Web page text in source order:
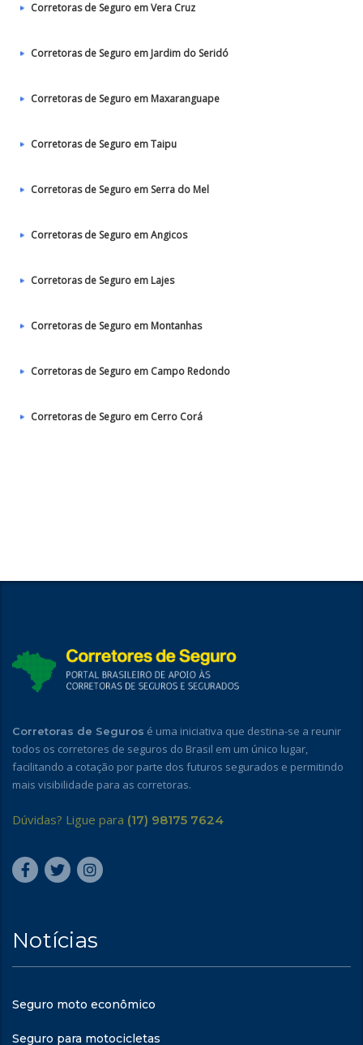
Corretoras de Seguro em Vera Cruz
Corretoras de Seguro em Jardim do Seridó
Corretoras de Seguro em Maxaranguape
Corretoras de Seguro em Taipu
Corretoras de Seguro em Serra do Mel
Corretoras de Seguro em Angicos
Corretoras de Seguro em Lajes
Corretoras de Seguro em Montanhas
Corretoras de Seguro em Campo Redondo
Corretoras de Seguro em Cerro Corá
Corretoras de Seguros é uma iniciativa que destina-se a reunir
todos os corretores de seguros do Brasil em um único lugar,
facilitando a cotação por parte dos futuros segurados e permitindo
mais visibilidade para as corretoras.
Dúvidas? Ligue para (17) 98175 7624
Notícias
Seguro moto econômico
Seguro para motocicletas